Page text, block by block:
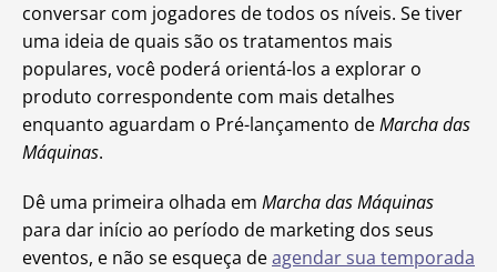
conversar com jogadores de todos os níveis. Se tiver
uma ideia de quais são os tratamentos mais
populares, você poderá orientá-los a explorar o
produto correspondente com mais detalhes
enquanto aguardam o Pré-lançamento deMarcha das
Máquinas.
Dê uma primeira olhada em Marcha das Máquinas
para dar início ao período de marketing dos seus
eventos, e não se esqueça deagendar sua temporada